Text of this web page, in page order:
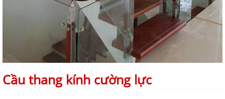
Cầu thang kính cường lực